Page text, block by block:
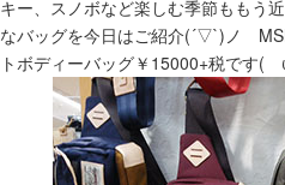
キー、スノボなど楽しむ季節ももう
なバッグを今日はご紹介(´▽`)ノ
トボディーバッグ￥15000+税です(